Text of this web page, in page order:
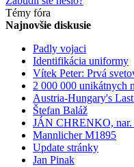
Témy fóra
Najnovšie diskusie
Padly vojaci
Identifikácia uniformy
Vítek Peter: Prvá
2 000 000 unikátnych
Austria-Hungary's
Štefan Baláž
JÁN CHRENKO, nar.
Mannlicher M1895
Update stránky
Jan Pinak